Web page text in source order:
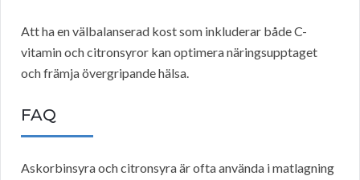
Att ha en välbalanserad kost som inkluderar både C-
vitamin och citronsyror kan optimera näringsupptaget
och främja övergripande hälsa.
FAQ
Askorbinsyra och citronsyra är ofta använda i matlagning